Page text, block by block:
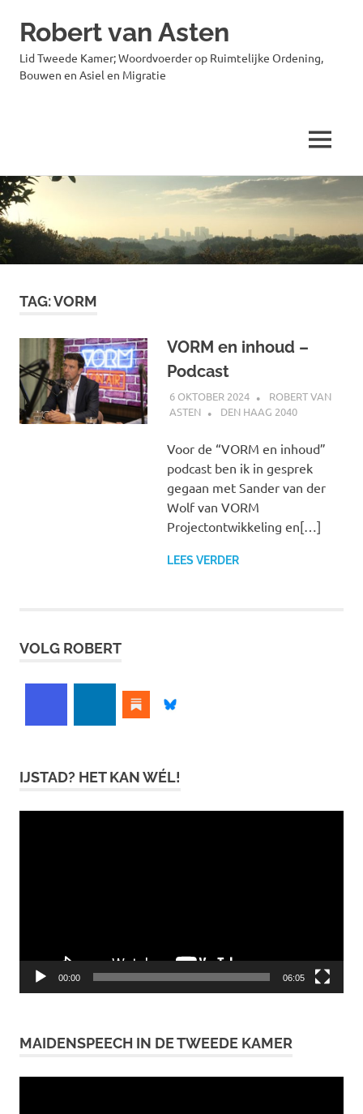
Ga
naar
de
inhoud
Robert van Asten
Lid Tweede Kamer; Woordvoerder op Ruimtelijke Ordening,
Bouwen en Asiel en Migratie
MENU
TAG:VORM
VORM en inhoud –
Podcast
6 OKTOBER 2024
ROBERT VAN
ASTEN
DEN HAAG 2040
Voor de “VORM en inhoud”
podcast ben ik in gesprek
gegaan met Sander van der
Wolf van VORM
Projectontwikkeling en[…]
LEES VERDER
VOLG ROBERT
IJSTAD? HET KAN WÉL!
00:00 06:05
MAIDENSPEECH IN DE TWEEDE KAMER